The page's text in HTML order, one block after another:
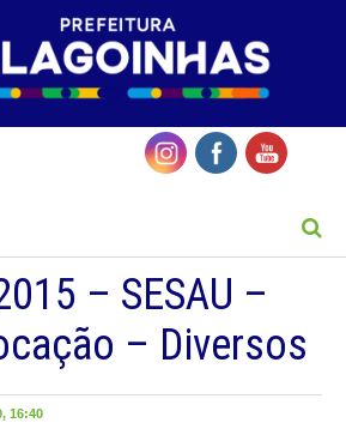
– SESAU –
– Diversos
16:40